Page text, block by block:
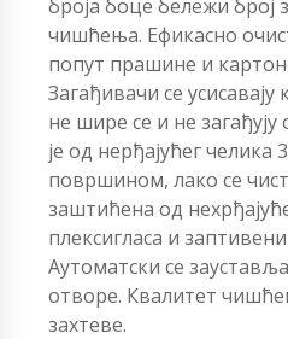
броја боце бележи број
чишћења. Ефикасно
попут прашине и
Загађивачи се
не шире се и не
је од нерђајућег
површином, лако се
заштићена од
плексигласа и
Аутоматски се
отворе. Квалитет
захтеве.